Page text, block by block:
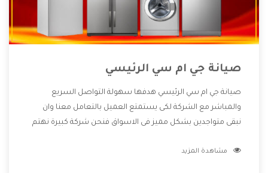
صيانة جي ام سي الرئيسي
صيانة جي ام سي الرئيسي هدفها سهولة التواصل السريع
والمباشر مع الشركة لكى يستمتع العميل بالتعامل معنا وان
نبقى متواجدين بشكل مميز فى الاسواق فنحن شركة كبيرة نهتم
الشركة بها والتى تكون منها خدمة الصيانة التى تكون من أهم
مشاهدة المزيد